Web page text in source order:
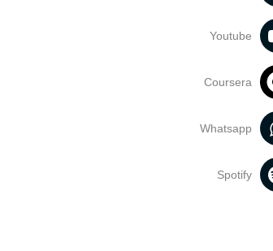
Youtube
Coursera
Whatsapp
Spotify